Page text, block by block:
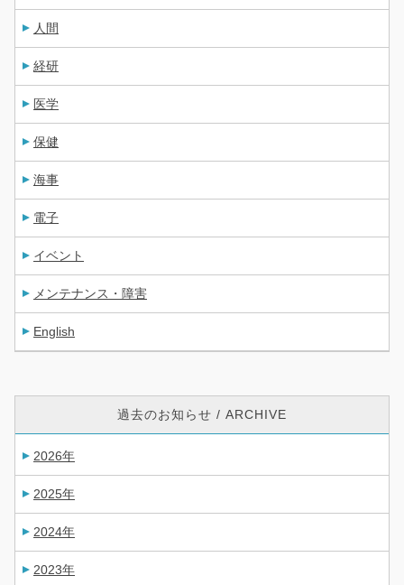
人間
経研
医学
保健
海事
電子
イベント
メンテナンス・障害
English
過去のお知らせ / ARCHIVE
2026年
2025年
2024年
2023年